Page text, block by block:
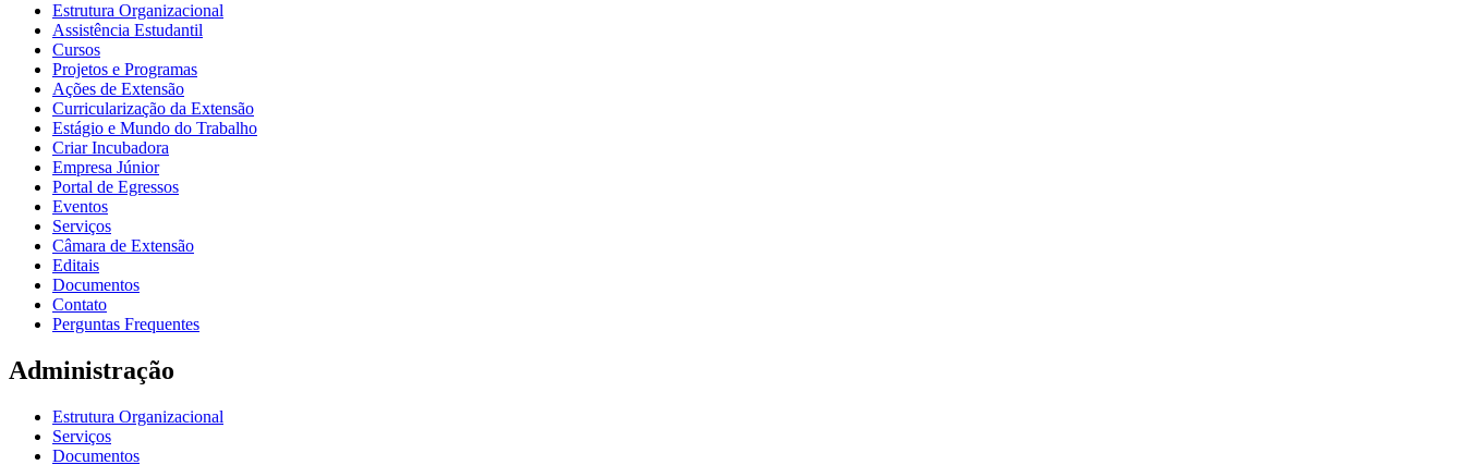
Estrutura Organizacional
Assistência Estudantil
Cursos
Projetos e Programas
Ações de Extensão
Curricularização da Extensão
Estágio e Mundo do Trabalho
Criar Incubadora
Empresa Júnior
Portal de Egressos
Eventos
Serviços
Câmara de Extensão
Editais
Documentos
Contato
Perguntas Frequentes
Administração
Estrutura Organizacional
Serviços
Documentos